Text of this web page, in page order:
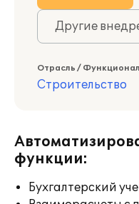
Другие
Отрасль /
Строительство
функции:
Бухгалтерский